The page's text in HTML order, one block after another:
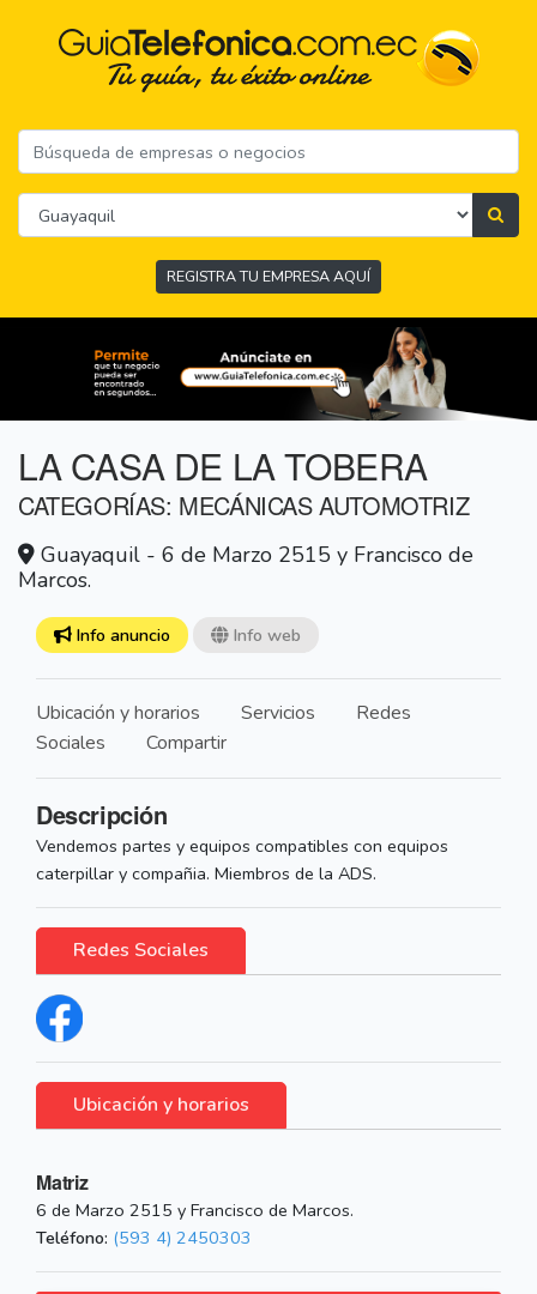
REGISTRA TU EMPRESA AQUÍ
LA CASA DE LA TOBERA
CATEGORÍAS: MECÁNICAS AUTOMOTRIZ
Guayaquil - 6 de Marzo 2515 y Francisco de
Marcos.
Info anuncio Info web
Ubicación y horarios Servicios
Redes
Sociales
Compartir
Descripción
Vendemos partes y equipos compatibles con equipos
caterpillar y compañia. Miembros de la ADS.
Redes Sociales
Ubicación y horarios
Matriz
6 de Marzo 2515 y Francisco de Marcos.
Teléfono: (593 4) 2450303